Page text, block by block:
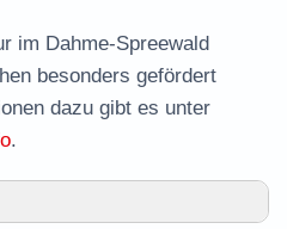
im Dahme-Spreewald
besonders gefördert
dazu gibt es unter
.